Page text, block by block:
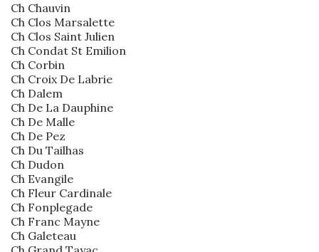
Ch Chauvin
Ch Clos Marsalette
Ch Clos Saint Julien
Ch Condat St Emilion
Ch Corbin
Ch Croix De Labrie
Ch Dalem
Ch De La Dauphine
Ch De Malle
Ch De Pez
Ch Du Tailhas
Ch Dudon
Ch Evangile
Ch Fleur Cardinale
Ch Fonplegade
Ch Franc Mayne
Ch Galeteau